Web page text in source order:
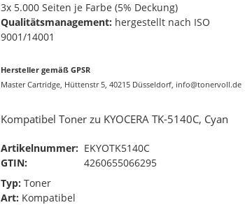
3x 5.000 Seiten je Farbe (5% Deckung)
Qualitätsmanagement: hergestellt nach ISO
9001/14001
Hersteller gemäß GPSR
Master Cartridge, Hüttenstr 5, 40215 Düsseldorf, info@tonervoll.de
Kompatibel Toner zu KYOCERA TK-5140C, Cyan
Artikelnummer: EKYOTK5140C
GTIN:
4260655066295
Typ: Toner
Art: Kompatibel